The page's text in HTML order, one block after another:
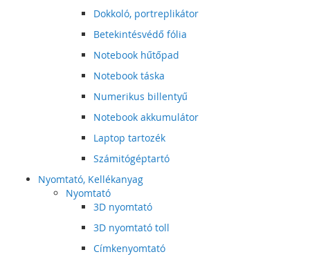
Dokkoló, portreplikátor
Betekintésvédő fólia
Notebook hűtőpad
Notebook táska
Numerikus billentyű
Notebook akkumulátor
Laptop tartozék
Számitógéptartó
Nyomtató, Kellékanyag
Nyomtató
3D nyomtató
3D nyomtató toll
Címkenyomtató